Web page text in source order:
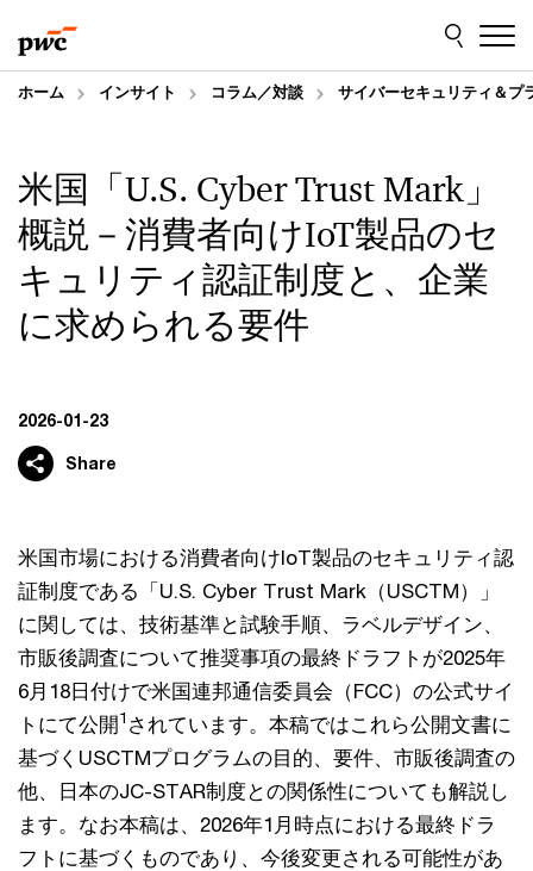
to
content
to
footer
ホーム インサイト コラム／対談 サイバーセキュリティ＆プ
米国「U.S. Cyber Trust Mark」
概説－消費者向けIoT製品のセ
キュリティ認証制度と、企業
に求められる要件
2026-01-23
Share
米国市場における消費者向けIoT製品のセキュリティ認
証制度である「U.S. Cyber Trust Mark（USCTM）」
に関しては、技術基準と試験手順、ラベルデザイン、
市販後調査について推奨事項の最終ドラフトが2025年
6月18日付けで米国連邦通信委員会（FCC）の公式サイ
トにて公開1 されています。本稿ではこれら公開文書に
基づくUSCTMプログラムの目的、要件、市販後調査の
他、日本のJC-STAR制度との関係性についても解説し
ます。なお本稿は、2026年1月時点における最終ドラ
フトに基づくものであり、今後変更される可能性があ